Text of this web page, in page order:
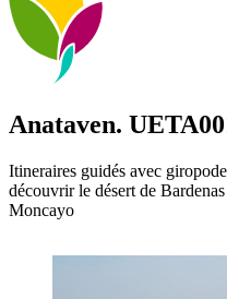
Anataven.
Itineraires guidés avec
découvrir le désert de
Moncayo